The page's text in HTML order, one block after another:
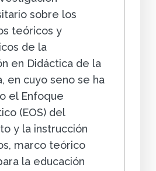
sobre los
teóricos y
de la
en Didáctica de la
en cuyo seno se ha
el Enfoque
(EOS) del
y la instrucción
marco teórico
la educación